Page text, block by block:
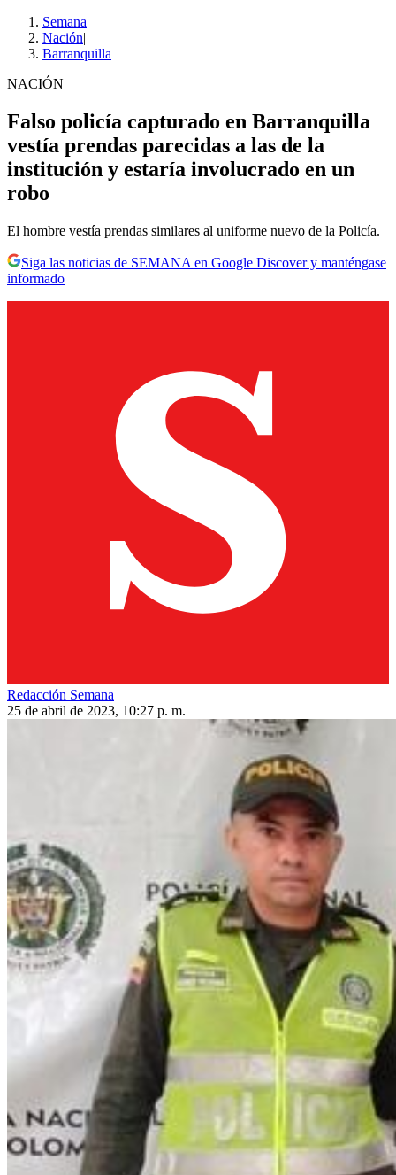
Semana|
Nación|
Barranquilla
NACIÓN
Falso policía capturado en Barranquilla
vestía prendas parecidas a las de la
institución y estaría involucrado en un
robo
El hombre vestía prendas similares al uniforme nuevo de la Policía.
Siga las noticias de SEMANA en Google Discover y manténgase
informado
Redacción Semana
25 de abril de 2023, 10:27 p. m.